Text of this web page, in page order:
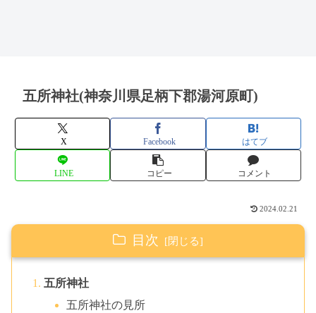
五所神社(神奈川県足柄下郡湯河原町)
X Facebook はてブ
LINE コピー コメント
2024.02.21
目次
五所神社
五所神社の見所